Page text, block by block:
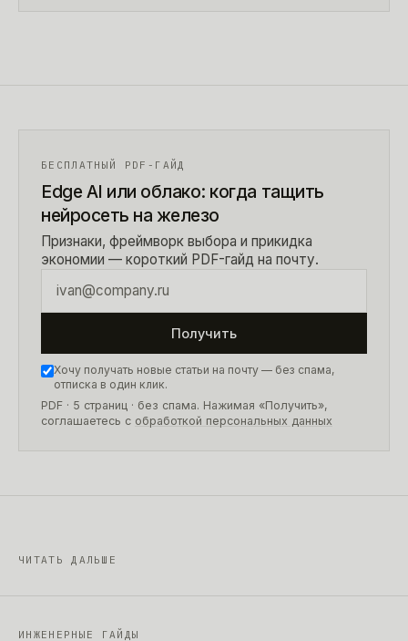
БЕСПЛАТНЫЙ PDF-ГАЙД
Edge AI или облако: когда тащить
нейросеть на железо
Признаки, фреймворк выбора и прикидка
экономии — короткий PDF-гайд на почту.
Получить
Хочу получать новые статьи на почту — без спама,
отписка в один клик.
PDF · 5 страниц · без спама. Нажимая «Получить»,
соглашаетесь с обработкой персональных данных
ЧИТАТЬ ДАЛЬШЕ
ИНЖЕНЕРНЫЕ ГАЙДЫ